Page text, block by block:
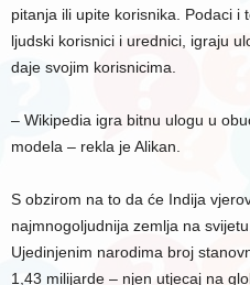
pitanja ili upite korisnika. Podaci i
ljudski korisnici i urednici, igraju
daje svojim korisnicima.
– Wikipedia igra bitnu ulogu u
modela – rekla je Alikan.
S obzirom na to da će Indija
najmnogoljudnija zemlja na
Ujedinjenim narodima broj
1,43 milijarde – njen utjecaj na